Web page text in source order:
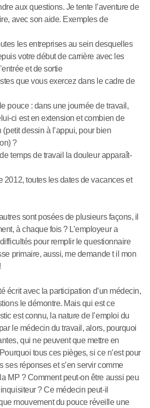
aux questions. Je tente l’aventure de
avec son aide. Exemples de
les entreprises au sein desquelles
votre début de carrière avec les
et de sortie
que vous exercez dans le cadre de
pouce : dans une journée de travail,
ci est en extension et combien de
dessin à l’appui, pour bien
?
temps de travail la douleur apparaît-
2012, toutes les dates de vacances et
sont posées de plusieurs façons, il
à chaque fois ? L’employeur a
pour remplir le questionnaire
primaire, aussi, me demande t il mon
écrit avec la participation d’un médecin,
le démontre. Mais qui est ce
est connu, la nature de l’emploi du
le médecin du travail, alors, pourquoi
qui ne peuvent que mettre en
tous ces pièges, si ce n’est pour
ses réponses et s’en servir comme
MP ? Comment peut-on être aussi peu
? Ce médecin peut-il
mouvement du pouce réveille une